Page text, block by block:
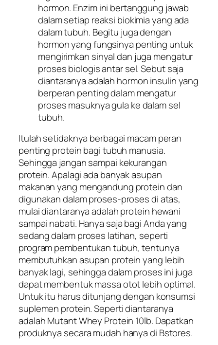
hormon. Enzim ini bertanggung jawab
dalam setiap reaksi biokimia yang ada
dalam tubuh. Begitu juga dengan
hormon yang fungsinya penting untuk
mengirimkan sinyal dan juga mengatur
proses biologis antar sel. Sebut saja
diantaranya adalah hormon insulin yang
berperan penting dalam mengatur
proses masuknya gula ke dalam sel
tubuh.
Itulah setidaknya berbagai macam peran
penting protein bagi tubuh manusia.
Sehingga jangan sampai kekurangan
protein. Apalagi ada banyak asupan
makanan yang mengandung protein dan
digunakan dalam proses-proses di atas,
mulai diantaranya adalah protein hewani
sampai nabati. Hanya saja bagi Anda yang
sedang dalam proses latihan, seperti
program pembentukan tubuh, tentunya
membutuhkan asupan protein yang lebih
banyak lagi, sehingga dalam proses ini juga
dapat membentuk massa otot lebih optimal.
Untuk itu harus ditunjang dengan konsumsi
suplemen protein. Seperti diantaranya
adalah Mutant Whey Protein 10lb. Dapatkan
produknya secara mudah hanya di Bstores.